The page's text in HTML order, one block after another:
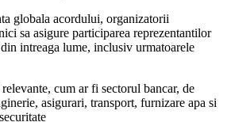
globala acordului, organizatorii
sa asigure participarea reprezentantilor
intreaga lume, inclusiv urmatoarele
cum ar fi sectorul bancar, de
asigurari, transport, furnizare apa si